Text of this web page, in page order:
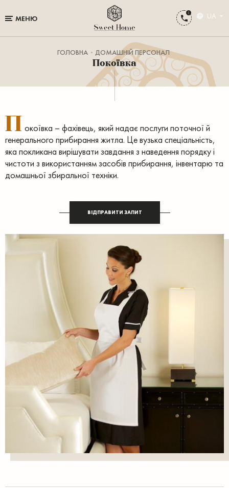
МЕНЮ UA
ГОЛОВНА ДОМАШНІЙ ПЕРСОНАЛ
Покоївка
П окоївка – фахівець, який надає послуги поточної й
генерального прибирання житла. Це вузька спеціальність,
яка покликана вирішувати завдання з наведення порядку і
чистоти з використанням засобів прибирання, інвентарю та
домашньої збиральної техніки.
ВІДПРАВИТИ ЗАПИТ